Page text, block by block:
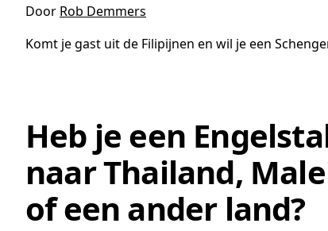
Door Rob Demmers
Komt je gast uit de Filipijnen en wil je een
Heb je een
naar Thailand,
of een ander land?